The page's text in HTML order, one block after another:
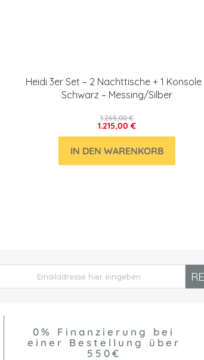
Heidi 3er Set – 2 Nachttische + 1 Konsole
Schwarz – Messing/Silber
1.215,00 €
1.265,00 €
IN DEN WARENKORB
0% Finanzierung bei
einer Bestellung über
550€